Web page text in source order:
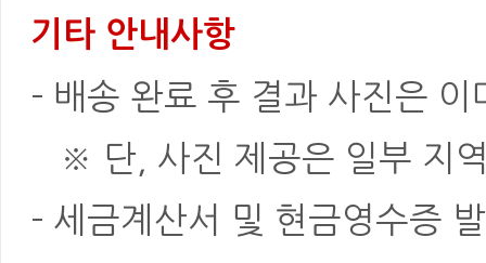
기타 안내사항
- 배송 완료 후 결과 사진은
※ 단, 사진 제공은 일부 지
- 세금계산서 및 현금영수증